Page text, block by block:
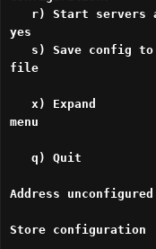
r) Start
s) Save config to
x) Expand
q)
Address
Store configuration